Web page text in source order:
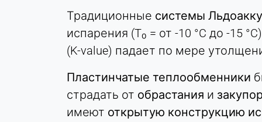
Традиционные системы
испарения (T₀ = от -10 °C до -15
(K-value) падает по мере
Пластинчатые теплообменники
страдать от обрастания и
имеют открытую конструкцию
snowplowOutQueue_#_post2.expires
Leadinfo B.V.
Purpose:
Cookie